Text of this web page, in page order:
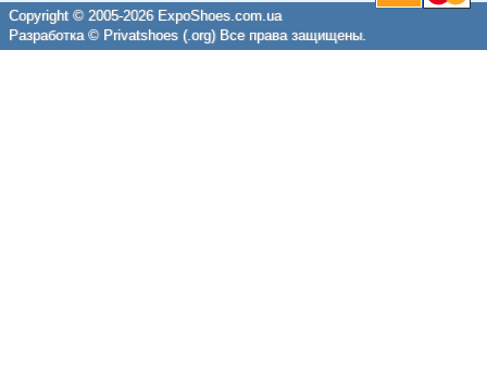
Copyright © 2005-2026 ExpoShoes.com.ua
Разработка © Privatshoes (.org) Все права защищены.